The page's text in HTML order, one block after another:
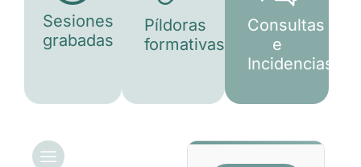
Sesiones
grabadas
Píldoras
formativas
Consultas
e
Incidencias